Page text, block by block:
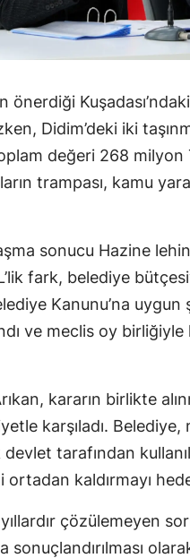
önerdiği
Didim’deki iki
değeri 268 milyon
trampası, kamu
sonucu Hazine
fark, belediye
Kanunu’na uygun
ve meclis oy birliğiyle
kararın birlikte
karşıladı. Belediye,
tarafından
ortadan kaldırmayı
çözülemeyen
sonuçlandırılması